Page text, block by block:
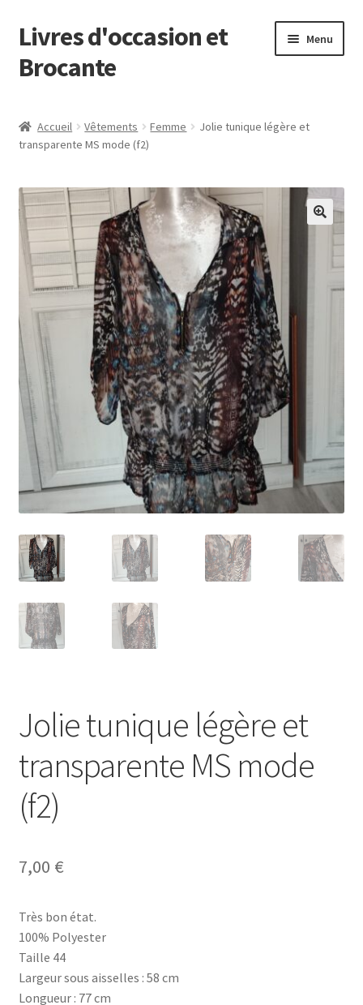
Aller
à
la
Aller
au
contenu
Livres d'occasion et
Brocante
Menu
Accueil Vêtements Femme
Jolie tunique légère et
transparente MS mode (f2)
Jolie tunique légère et
transparente MS mode
(f2)
7,00 €
Très bon état.
100% Polyester
Taille 44
Largeur sous aisselles : 58 cm
Longueur : 77 cm